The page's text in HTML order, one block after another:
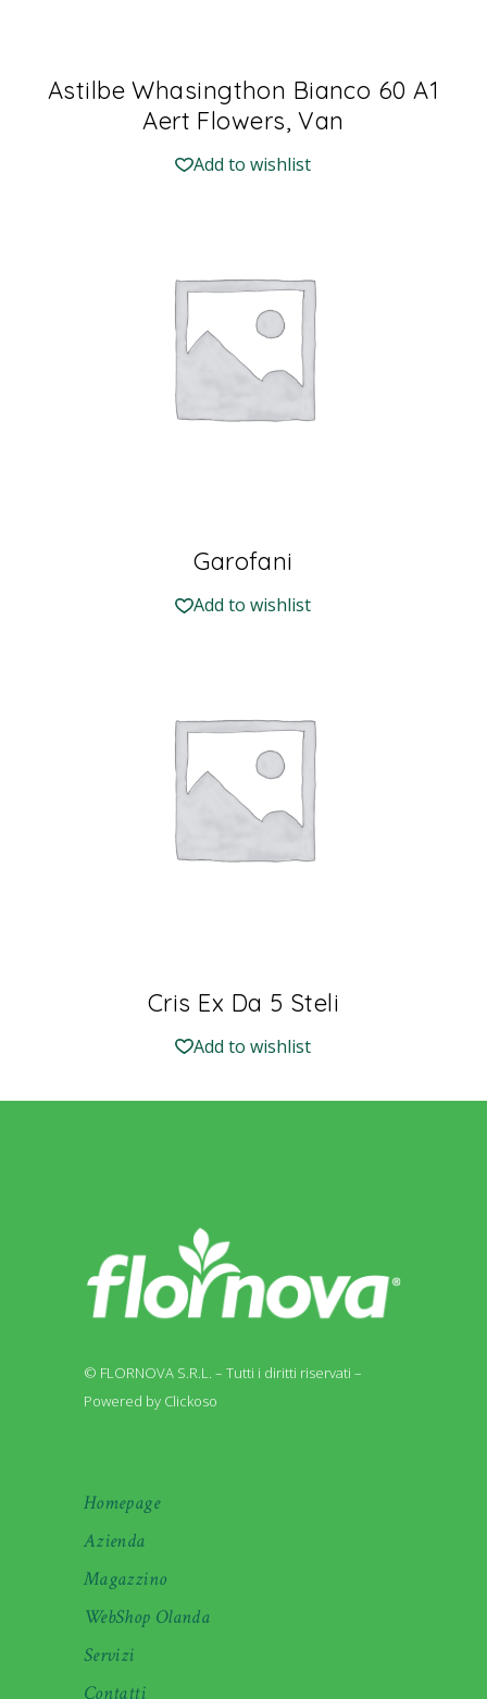
Astilbe Whasingthon Bianco 60 A1
Aert Flowers, Van
Add to wishlist
Garofani
Add to wishlist
Cris Ex Da 5 Steli
Add to wishlist
© FLORNOVA S.R.L. – Tutti i diritti riservati –
Powered by Clickoso
Homepage
Azienda
Magazzino
WebShop Olanda
Servizi
Contatti